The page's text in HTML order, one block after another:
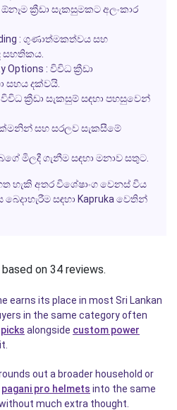
ඕනෑම ක්‍රීඩා සැකසුමකට අලංකාර
: ගුණාත්මකත්වය සහ
සහතිකය.
Options : විවිධ ක්‍රීඩා
දක්වයි.
විවිධ ක්‍රීඩා සැකසුම් සඳහා පහසුවෙන්
සහ සරලව සැකසීමේ
මිලදී ගැනීම සඳහා මනාව සතුට.
හැකි අතර විශේෂාංග වෙනස් විය
සඳහා Kapruka වෙතින්
on 34 reviews.
earns its place in most Sri Lankan
in the same category often
alongside custom power
out a broader household or
pagani pro helmets into the same
much extra thought.